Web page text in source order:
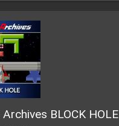
BLOCK HOLE